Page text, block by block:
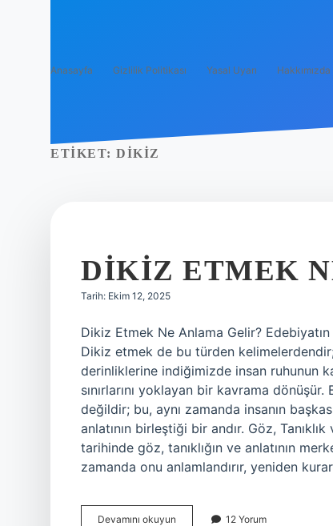
Anasayfa Gizlilik Politikası Yasal Uyarı Hakkımızda
ETIKET: DIKIZ
DIKIZ ETMEK
Tarih: Ekim 12, 2025
Dikiz Etmek Ne Anlama Gelir?
Dikiz etmek de bu türden
derinliklerine indiğimizde insan ruhunun
sınırlarını yoklayan bir kavrama
değildir; bu, aynı zamanda insanın
anlatının birleştiği bir andır. Göz,
tarihinde göz, tanıklığın ve anlatının
zamanda onu anlamlandırır, yeniden
Devamını okuyun 12 Yorum